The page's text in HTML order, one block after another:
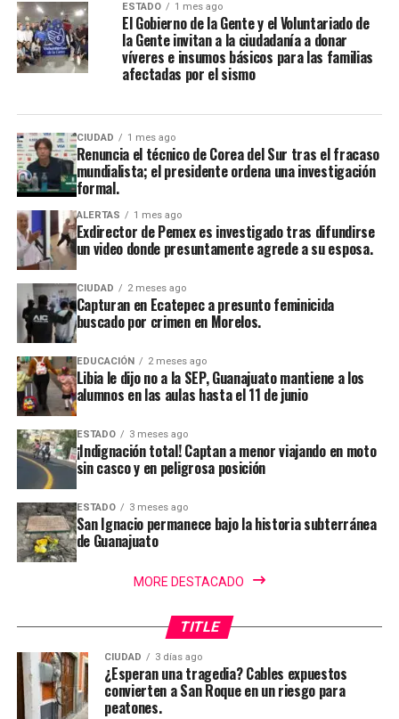
ESTADO 1 mes ago
El Gobierno de la Gente y el Voluntariado de
la Gente invitan a la ciudadanía a donar
víveres e insumos básicos para las familias
afectadas por el sismo
CIUDAD 1 mes ago
Renuncia el técnico de Corea del Sur tras el fracaso
mundialista; el presidente ordena una investigación
formal.
ALERTAS 1 mes ago
Exdirector de Pemex es investigado tras difundirse
un video donde presuntamente agrede a su esposa.
CIUDAD 2 meses ago
Capturan en Ecatepec a presunto feminicida
buscado por crimen en Morelos.
EDUCACIÓN 2 meses ago
Libia le dijo no a la SEP, Guanajuato mantiene a los
alumnos en las aulas hasta el 11 de junio
ESTADO 3 meses ago
¡Indignación total! Captan a menor viajando en moto
sin casco y en peligrosa posición
ESTADO 3 meses ago
San Ignacio permanece bajo la historia subterránea
de Guanajuato
MORE DESTACADO
TITLE
CIUDAD 3 días ago
¿Esperan una tragedia? Cables expuestos
convierten a San Roque en un riesgo para
peatones.